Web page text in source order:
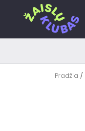
Pradžia /